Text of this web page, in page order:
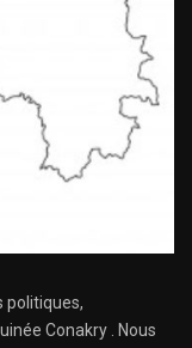
politiques,
Conakry . Nous